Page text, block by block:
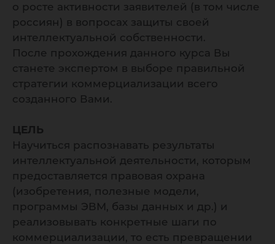
о росте активности заявителей (в том числе
россиян) в вопросах защиты своей
интеллектуальной собственности.
После прохождения данного курса Вы
станете экспертом в выборе правильной
стратегии коммерциализации всего
созданного Вами.
ЦЕЛЬ
Научиться распознавать результаты
интеллектуальной деятельности, которым
предоставляется правовая охрана
(изобретения, полезные модели,
программы ЭВМ, базы данных и др.) и
реализовывать конкретные шаги по
коммерциализации, то есть превращении